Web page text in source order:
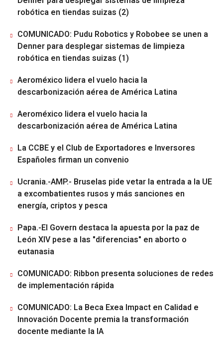
robótica en tiendas suizas (2)
COMUNICADO: Pudu Robotics y Robobee se unen a
Denner para desplegar sistemas de limpieza
robótica en tiendas suizas (1)
Aeroméxico lidera el vuelo hacia la
descarbonización aérea de América Latina
Aeroméxico lidera el vuelo hacia la
descarbonización aérea de América Latina
La CCBE y el Club de Exportadores e Inversores
Españoles firman un convenio
Ucrania.-AMP.- Bruselas pide vetar la entrada a la UE
a excombatientes rusos y más sanciones en
energía, criptos y pesca
Papa.-El Govern destaca la apuesta por la paz de
León XIV pese a las "diferencias" en aborto o
eutanasia
COMUNICADO: Ribbon presenta soluciones de redes
de implementación rápida
COMUNICADO: La Beca Exea Impact en Calidad e
Innovación Docente premia la transformación
docente mediante la IA